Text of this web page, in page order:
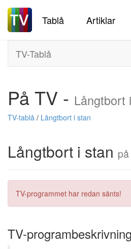
Tablå Artiklar
TV-Tablå
På TV - Långtbort
TV-tablå / Långtbort i stan
Långtbort i stan
TV-programmet har redan sänts!
TV-programbeskrivning